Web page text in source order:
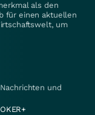
als den
für einen aktuellen
um
und